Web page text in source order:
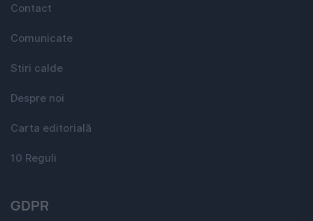
Contact
Comunicate
Stiri calde
Despre noi
Carta editorială
10 Reguli
GDPR